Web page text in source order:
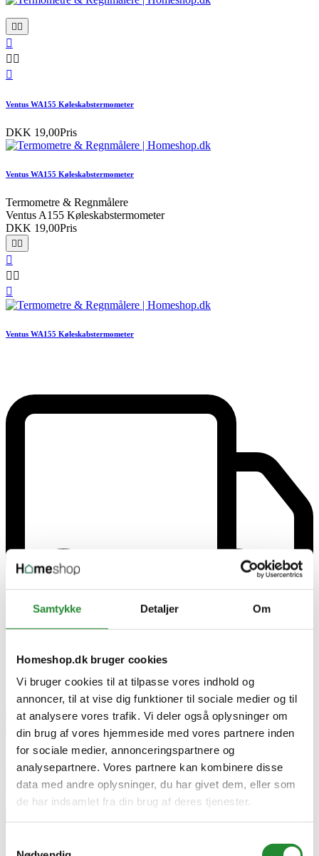
Samtykke Detaljer Om
Homeshop.dk bruger cookies
Vi bruger cookies til at tilpasse vores indhold og
annoncer, til at vise dig funktioner til sociale medier og til
at analysere vores trafik. Vi deler også oplysninger om
din brug af vores hjemmeside med vores partnere inden
for sociale medier, annonceringspartnere og
analysepartnere. Vores partnere kan kombinere disse
data med andre oplysninger, du har givet dem, eller som
de har indsamlet fra din brug af deres tjenester.
 

 

Ventus WA155 Køleskabstermometer
DKK 19,00Pris
Ventus WA155 Køleskabstermometer
Termometre & Regnmålere
Ventus A155 Køleskabstermometer
DKK 19,00Pris
 

 

Ventus WA155 Køleskabstermometer
Leveringstid 1-3 hverdage
DKK 19,00Pris
remove
add
Tilføj til kurv